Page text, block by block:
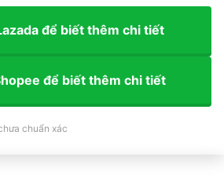
để biết thêm chi tiết
để biết thêm chi tiết
chuẩn xác